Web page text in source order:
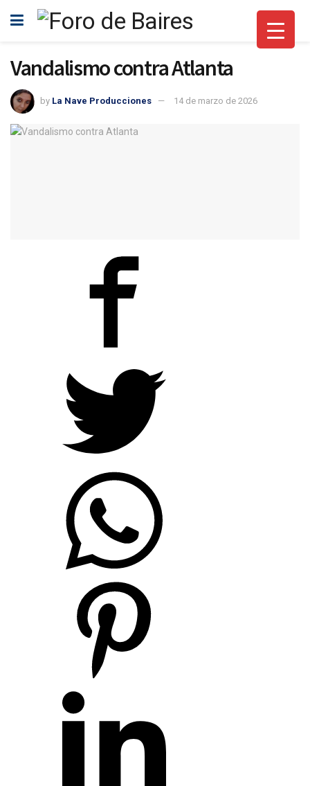
Vandalismo contra Atlanta
by La Nave Producciones 14 de marzo de 2026